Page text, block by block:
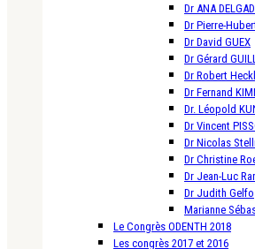
Dr ANA
Dr Pierre-
Dr David GUEX
Dr Gérard
Dr Robert
Dr Fernand
Dr. Léopold
Dr Vincent
Dr Nicolas
Dr Christine
Dr Jean-Luc
Dr Judith Gelfo
Marianne
Le Congrès ODENTH 2018
Les congrès 2017 et 2016